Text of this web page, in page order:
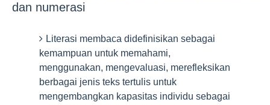
dan numerasi
Literasi membaca didefinisikan sebagai
kemampuan untuk memahami,
menggunakan, mengevaluasi, merefleksikan
berbagai jenis teks tertulis untuk
mengembangkan kapasitas individu sebagai